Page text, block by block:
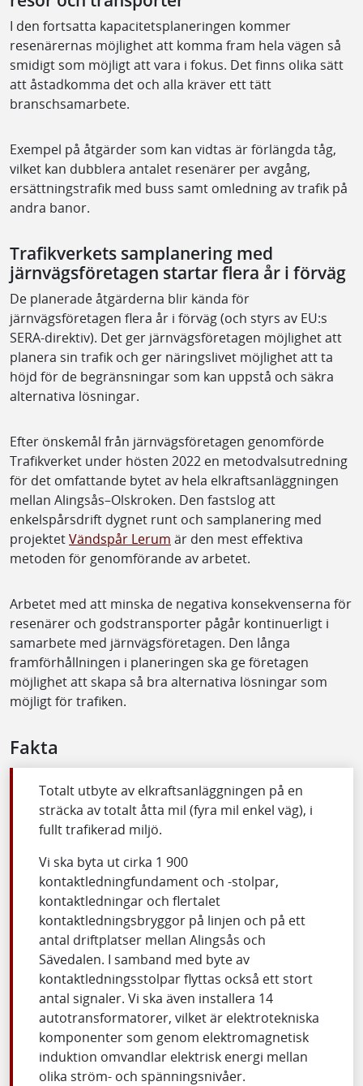
I den fortsatta kapacitetsplaneringen kommer
resenärernas möjlighet att komma fram hela vägen så
smidigt som möjligt att vara i fokus. Det finns olika sätt
att åstadkomma det och alla kräver ett tätt
branschsamarbete.
Exempel på åtgärder som kan vidtas är förlängda tåg,
vilket kan dubblera antalet resenärer per avgång,
ersättningstrafik med buss samt omledning av trafik på
andra banor.
Trafikverkets samplanering med
järnvägsföretagen startar flera år i förväg
De planerade åtgärderna blir kända för
järnvägsföretagen flera år i förväg (och styrs av EU:s
SERA-direktiv). Det ger järnvägsföretagen möjlighet att
planera sin trafik och ger näringslivet möjlighet att ta
höjd för de begränsningar som kan uppstå och säkra
alternativa lösningar.
Efter önskemål från järnvägsföretagen genomförde
Trafikverket under hösten 2022 en metodvalsutredning
för det omfattande bytet av hela elkraftsanläggningen
mellan Alingsås–Olskroken. Den fastslog att
enkelspårsdrift dygnet runt och samplanering med
projektetVändspår Lerum är den mest effektiva
metoden för genomförande av arbetet.
Arbetet med att minska de negativa konsekvenserna för
resenärer och godstransporter pågår kontinuerligt i
samarbete med järnvägsföretagen. Den långa
framförhållningen i planeringen ska ge företagen
möjlighet att skapa så bra alternativa lösningar som
möjligt för trafiken.
Fakta
Totalt utbyte av elkraftsanläggningen på en
sträcka av totalt åtta mil (fyra mil enkel väg), i
fullt trafikerad miljö.
Vi ska byta ut cirka 1 900
kontaktledningfundament och -stolpar,
kontaktledningar och flertalet
kontaktledningsbryggor på linjen och på ett
antal driftplatser mellan Alingsås och
Sävedalen. I samband med byte av
kontaktledningsstolpar flyttas också ett stort
antal signaler. Vi ska även installera 14
autotransformatorer, vilket är elektrotekniska
komponenter som genom elektromagnetisk
induktion omvandlar elektrisk energi mellan
olika ström- och spänningsnivåer.